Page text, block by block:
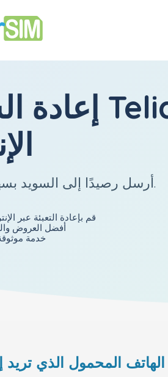
أرسل رصيدًا إلى السويد بسهولة وسرعة.
قم بإعادة التعبئة عبر
أفضل العروض
خدمة